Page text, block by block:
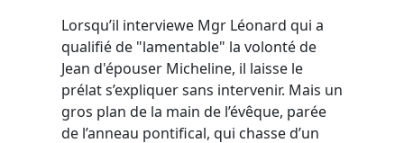
Lorsqu’il interviewe Mgr Léonard qui a
qualifié de "lamentable" la volonté de
Jean d'épouser Micheline, il laisse le
prélat s’expliquer sans intervenir. Mais un
gros plan de la main de l’évêque, parée
de l’anneau pontifical, qui chasse d’un